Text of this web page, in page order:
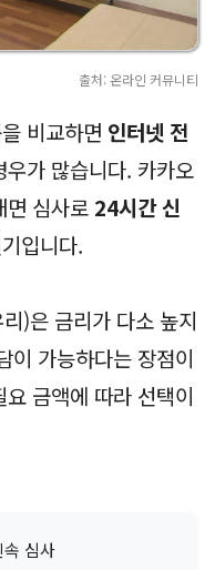
출처: 온라인 커뮤니티
비교하면 인터넷 전
가 많습니다. 카카오
면 심사로 24시간 신
입니다.
)은 금리가 다소 높지
이 가능하다는 장점이
금액에 따라 선택이
심사